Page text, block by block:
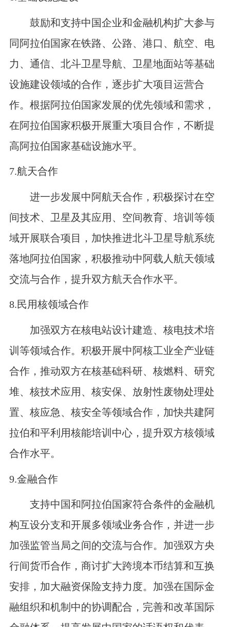
鼓励和支持中国企业和金融机构扩大参与
同阿拉伯国家在铁路、公路、港口、航空、电
力、通信、北斗卫星导航、卫星地面站等基础
设施建设领域的合作，逐步扩大项目运营合
作。根据阿拉伯国家发展的优先领域和需求，
在阿拉伯国家积极开展重大项目合作，不断提
高阿拉伯国家基础设施水平。
7.航天合作
进一步发展中阿航天合作，积极探讨在空
间技术、卫星及其应用、空间教育、培训等领
域开展联合项目，加快推进北斗卫星导航系统
落地阿拉伯国家，积极推动中阿载人航天领域
交流与合作，提升双方航天合作水平。
8.民用核领域合作
加强双方在核电站设计建造、核电技术培
训等领域合作。积极开展中阿核工业全产业链
合作，推动双方在核基础科研、核燃料、研究
堆、核技术应用、核安保、放射性废物处理处
置、核应急、核安全等领域合作，加快共建阿
拉伯和平利用核能培训中心，提升双方核领域
合作水平。
9.金融合作
支持中国和阿拉伯国家符合条件的金融机
构互设分支和开展多领域业务合作，并进一步
加强监管当局之间的交流与合作。加强双方央
行间货币合作，商讨扩大跨境本币结算和互换
安排，加大融资保险支持力度。加强在国际金
融组织和机制中的协调配合，完善和改革国际